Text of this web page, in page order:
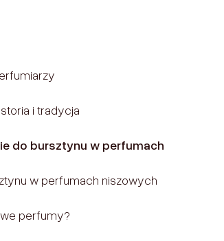
i tradycja
do bursztynu w perfumach
w perfumach niszowych
perfumy?